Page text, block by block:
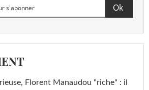
Florent Manaudou "riche" : il